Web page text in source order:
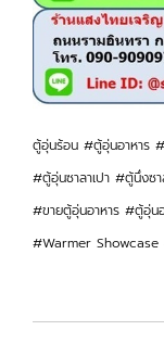
ตู้อุ่นร้อน #ตู้อุ่นอาหาร
#ตู้อุ่นซาลาเปา #ตู้นึ่งซ
#ขายตู้อุ่นอาหาร #ตู้อุ่น
#Warmer